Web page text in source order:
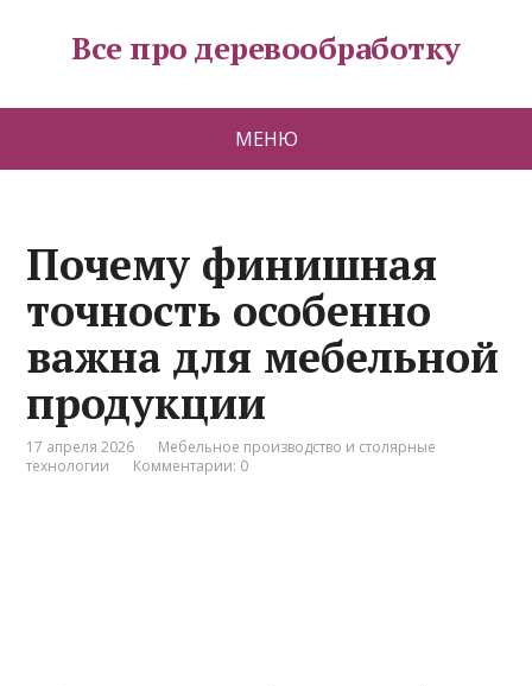
Все про деревообработку
МЕНЮ
Почему финишная
точность особенно
важна для мебельной
продукции
17 апреля 2026
Мебельное производство и столярные
технологии
Комментарии: 0